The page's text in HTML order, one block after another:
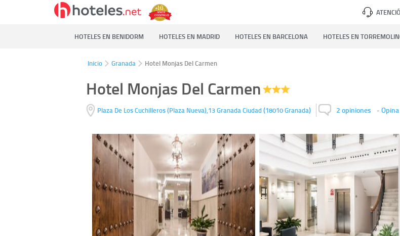
HOTELES EN BENIDORM HOTELES EN MADRID HOTELES EN BARCELONA HOTELES EN
Inicio Granada Hotel Monjas Del Carmen
Hotel Monjas Del Carmen
Plaza De Los Cuchilleros (Plaza Nueva),13Granada Ciudad(18010Granada) 2 opiniones -Opina